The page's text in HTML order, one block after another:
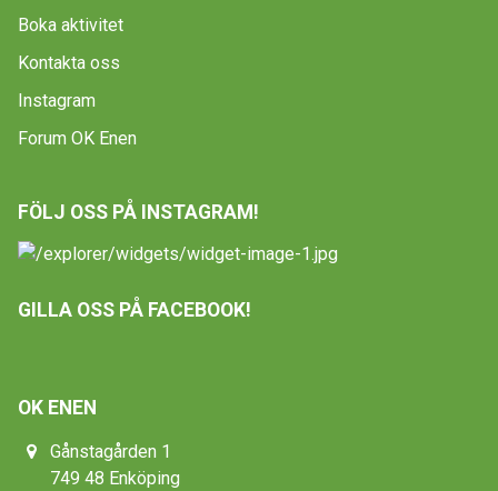
Boka aktivitet
Kontakta oss
Instagram
Forum OK Enen
FÖLJ OSS PÅ INSTAGRAM!
GILLA OSS PÅ FACEBOOK!
OK ENEN
Gånstagården 1
749 48 Enköping